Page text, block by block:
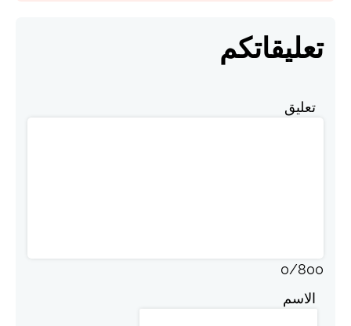
تعليقاتكم
تعليق
0/800
الاسم